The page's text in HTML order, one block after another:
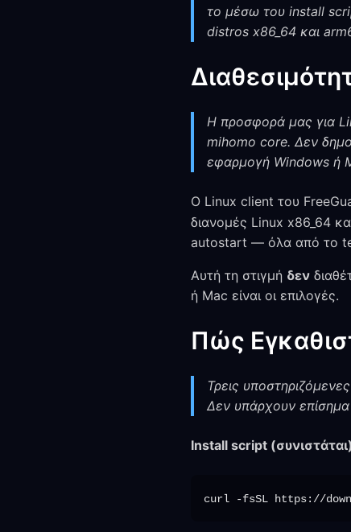
το μέσω του install
distros x86_64 και
Η προσφορά μας για
mihomo core. Δεν
εφαρμογή Windows ή
Ο Linux client του
διανομές Linux x86_64
autostart — όλα από το
Αυτή τη στιγμή δεν
ή Mac είναι οι επιλογές.
Πώς
Τρεις
Δεν υπάρχουν
Install script